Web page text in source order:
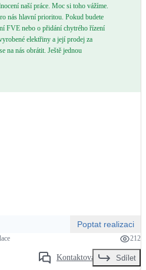
naší práce. Moc si toho vážíme.
nás hlavní prioritou. Pokud budete
FVE nebo o přidání chytrého řízení
elektřiny a její prodej za
na nás obrátit. Ještě jednou
Poptat realizaci
212
Kontaktovat Sdílet